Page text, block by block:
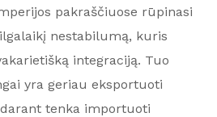
pakraščiuose rūpinasi
nestabilumą, kuris
integraciją. Tuo
yra geriau eksportuoti
tenka importuoti